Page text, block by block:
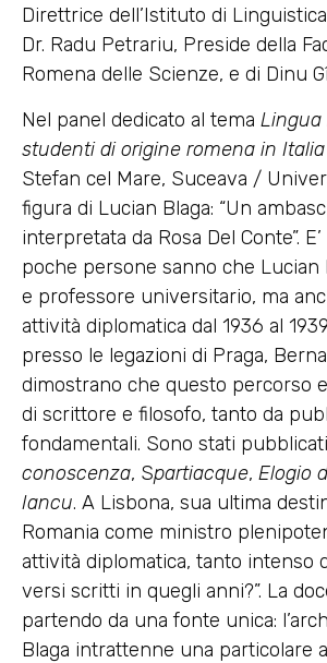
Direttrice dell’Istituto di
Dr. Radu Petrariu, Preside della
Romena delle Scienze, e di Dinu
Nel panel dedicato al tema Lingua
studenti di origine romena in Italia
Stefan cel Mare, Suceava /
figura di Lucian Blaga: “Un
interpretata da Rosa Del Conte”.
poche persone sanno che
e professore universitario, ma
attività diplomatica dal 1936 al
presso le legazioni di Praga,
dimostrano che questo percorso
di scrittore e filosofo, tanto da
fondamentali. Sono stati
conoscenza, Spartiacque, Elogio
Iancu. A Lisbona, sua ultima
Romania come ministro
attività diplomatica, tanto
versi scritti in quegli anni?”. La
partendo da una fonte unica:
Blaga intrattenne una particolare